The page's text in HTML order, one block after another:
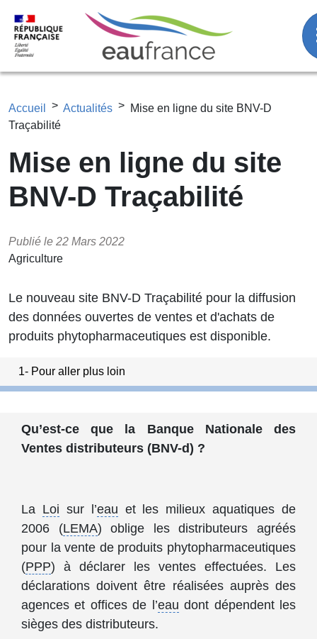
Fil d'Ariane
Accueil Actualités
Mise en ligne du site BNV-D
Traçabilité
Mise en ligne du site
BNV-D Traçabilité
Publié le 22 Mars 2022
Agriculture
Le nouveau site BNV-D Traçabilité pour la diffusion
des données ouvertes de ventes et d'achats de
produits phytopharmaceutiques est disponible.
1- Pour aller plus loin
Qu’est-ce que la Banque Nationale des
Ventes distributeurs (BNV-d) ?
La Loi sur l’eau et les milieux aquatiques de
2006 (LEMA) oblige les distributeurs agréés
pour la vente de produits phytopharmaceutiques
(PPP) à déclarer les ventes effectuées. Les
déclarations doivent être réalisées auprès des
agences et offices de l’eau dont dépendent les
sièges des distributeurs.